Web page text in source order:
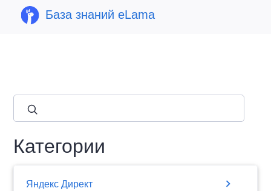
База знаний eLama
Категории
Яндекс Директ chevron_right